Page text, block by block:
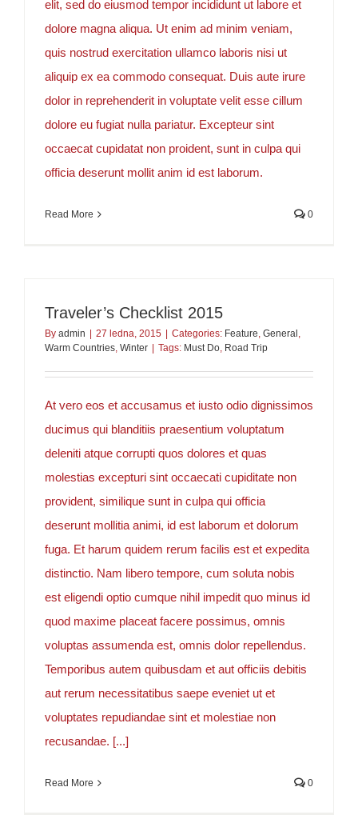
elit, sed do eiusmod tempor incididunt ut labore et
dolore magna aliqua. Ut enim ad minim veniam,
quis nostrud exercitation ullamco laboris nisi ut
aliquip ex ea commodo consequat. Duis aute irure
dolor in reprehenderit in voluptate velit esse cillum
dolore eu fugiat nulla pariatur. Excepteur sint
occaecat cupidatat non proident, sunt in culpa qui
officia deserunt mollit anim id est laborum.
Read More 0
Traveler’s Checklist 2015
By admin 27 ledna, 2015 Categories: Feature, General ,
Warm Countries, Winter Tags: Must Do, Road Trip
At vero eos et accusamus et iusto odio dignissimos
ducimus qui blanditiis praesentium voluptatum
deleniti atque corrupti quos dolores et quas
molestias excepturi sint occaecati cupiditate non
provident, similique sunt in culpa qui officia
deserunt mollitia animi, id est laborum et dolorum
fuga. Et harum quidem rerum facilis est et expedita
distinctio. Nam libero tempore, cum soluta nobis
est eligendi optio cumque nihil impedit quo minus id
quod maxime placeat facere possimus, omnis
voluptas assumenda est, omnis dolor repellendus.
Temporibus autem quibusdam et aut officiis debitis
aut rerum necessitatibus saepe eveniet ut et
voluptates repudiandae sint et molestiae non
recusandae. [...]
Read More 0